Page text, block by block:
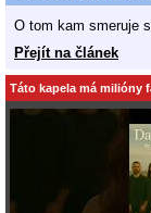
O tom kam smeruje
Přejít na článek
Táto kapela má milióny